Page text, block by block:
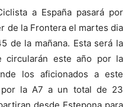
a España pasará por
de la Frontera el martes dia
de la mañana. Esta será la
circularán este año por la
los aficionados a este
la A7 a un total de 23